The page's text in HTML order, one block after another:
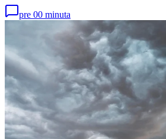
pre 00 minuta